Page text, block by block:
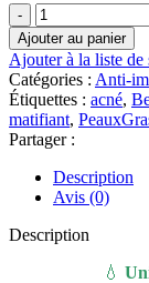
quantité
de
Uriage
HYSÉAC
3
Regul
Soin
Global
Teinté
SPF30
40ml
Ajouter au panier
Ajouter à la liste de
Catégories : Anti-
Étiquettes : acné,
matifiant,
Partager :
Description
Avis (0)
Description
💧